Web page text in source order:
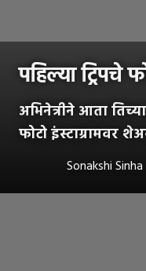
पहिल्या ट्रिपचे
अभिनेत्रीने आता
फोटो इंस्टाग्रामवर
Sonakshi